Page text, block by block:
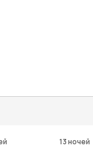
13 ночей